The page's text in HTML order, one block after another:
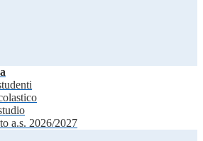
a.s. 2026/2027